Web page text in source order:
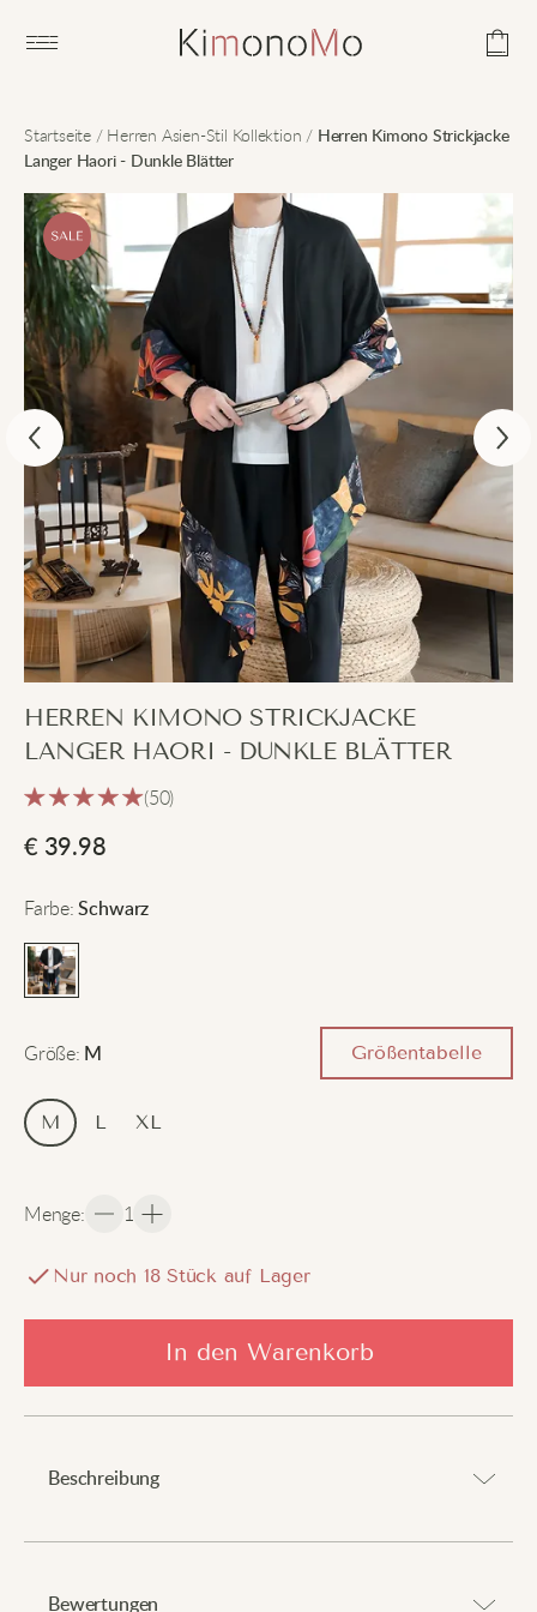
Open main menu
Startseite/ Herren Asien-Stil Kollektion / Herren Kimono Strickjacke
Langer Haori - Dunkle Blätter
HERREN KIMONO STRICKJACKE
LANGER HAORI - DUNKLE BLÄTTER
(50)
€ 39.98
Farbe: Schwarz
Größe: M Größentabelle
M L XL
Menge: 1
Nur noch 18 Stück auf Lager
In den Warenkorb
Beschreibung
Bewertungen